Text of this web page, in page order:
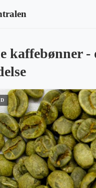
kaffebønner -